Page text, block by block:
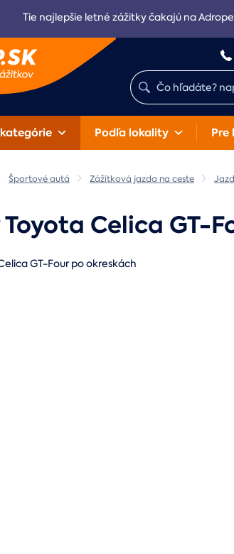
Tie najlepšie letné zážitky čakajú na
Podľa lokality Pre
Športové autá Zážitková jazda na ceste
Celica GT-